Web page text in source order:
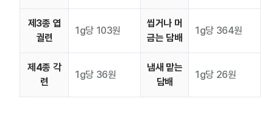
제3종 엽
궐련
1g당 103원
씹거나 머
금는 담배
1g당 364원
제4종 각
련
1g당 36원
냄새 맡는
담배
1g당 26원